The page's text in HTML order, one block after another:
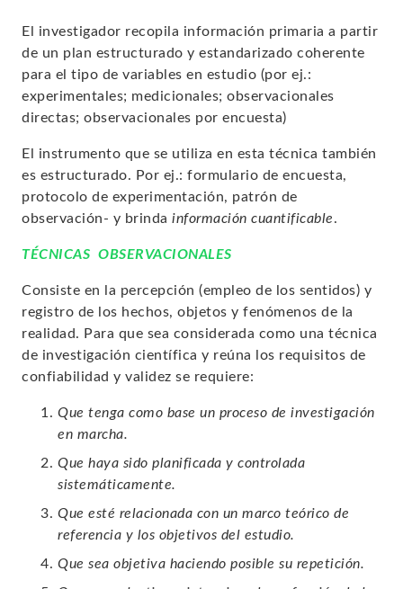
El investigador recopila información primaria a partir
de un plan estructurado y estandarizado coherente
para el tipo de variables en estudio (por ej.:
experimentales; medicionales; observacionales
directas; observacionales por encuesta)
El instrumento que se utiliza en esta técnica también
es estructurado. Por ej.: formulario de encuesta,
protocolo de experimentación, patrón de
observación- y brinda información cuantificable.
TÉCNICAS OBSERVACIONALES
Consiste en la percepción (empleo de los sentidos) y
registro de los hechos, objetos y fenómenos de la
realidad. Para que sea considerada como una técnica
de investigación científica y reúna los requisitos de
confiabilidad y validez se requiere:
Que tenga como base un proceso de investigación
en marcha.
Que haya sido planificada y controlada
sistemáticamente.
Que esté relacionada con un marco teórico de
referencia y los objetivos del estudio.
Que sea objetiva haciendo posible su repetición.